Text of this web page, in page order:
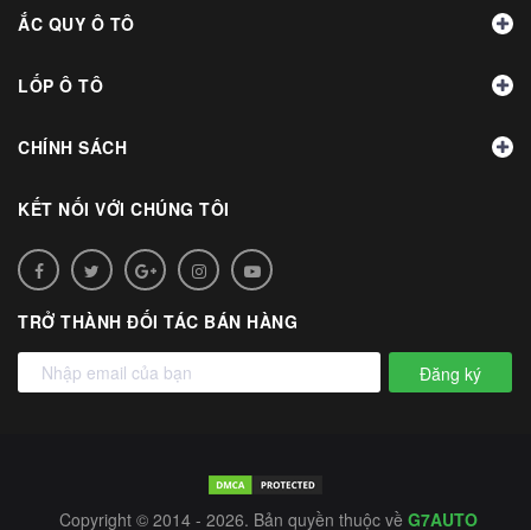
ẮC QUY Ô TÔ
LỐP Ô TÔ
CHÍNH SÁCH
KẾT NỐI VỚI CHÚNG TÔI
TRỞ THÀNH ĐỐI TÁC BÁN HÀNG
Đăng ký
Copyright © 2014 - 2026. Bản quyền thuộc về G7AUTO